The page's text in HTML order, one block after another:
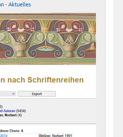
-Aktuelles